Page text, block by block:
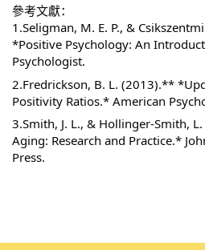
參考文獻：
1.Seligman, M. E. P., &
*Positive Psychology: An
Psychologist.
2.Fredrickson, B. L. (2013).**
Positivity Ratios.* American
3.Smith, J. L., & Hollinger-Smith,
Aging: Research and Practice.*
Press.